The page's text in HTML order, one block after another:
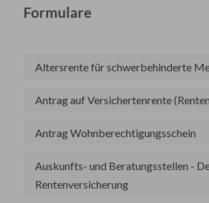
Formulare
Altersrente für schwerbehinderte
Antrag auf Versichertenrente
Antrag Wohnberechtigungsschein
Auskunfts- und Beratungsstellen -
Rentenversicherung